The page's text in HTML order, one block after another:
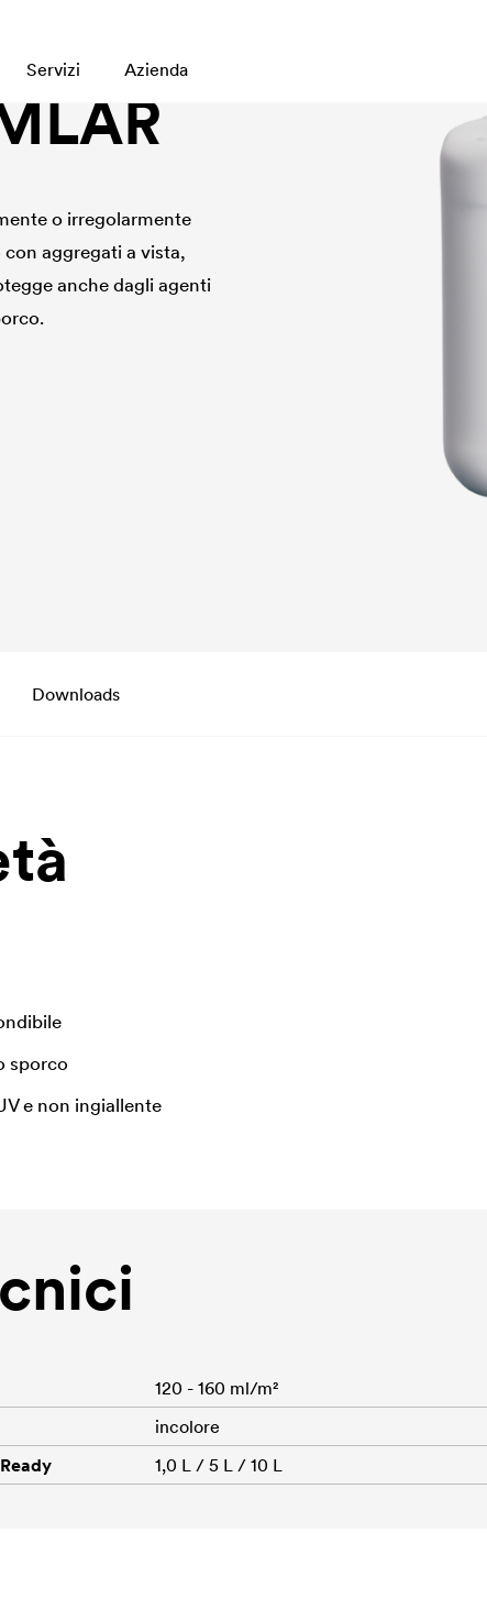
Servizi Azienda
o irregolarmente
aggregati a vista,
anche dagli agenti
Downloads
sporco
e non ingiallente
120 - 160 ml/m²
incolore
1,0 L / 5 L / 10 L